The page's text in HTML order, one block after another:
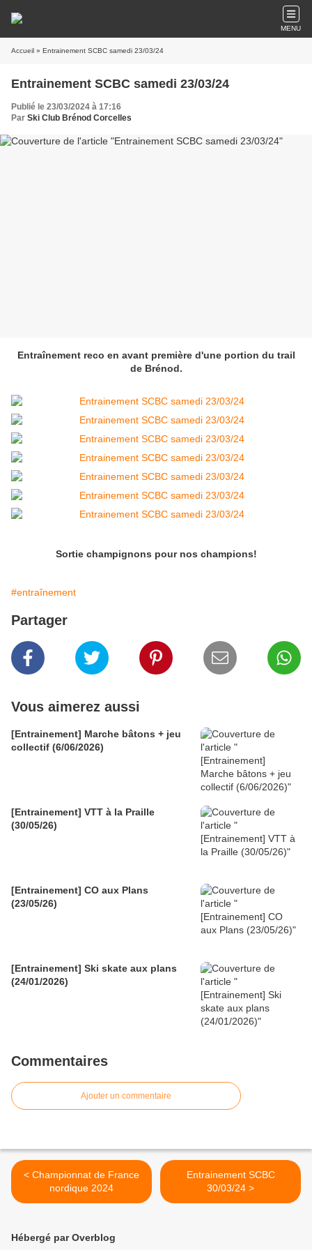
MENU
Accueil » Entrainement SCBC samedi 23/03/24
Entrainement SCBC samedi 23/03/24
Publié le 23/03/2024 à 17:16
Par Ski Club Brénod Corcelles
Entraînement reco en avant première d'une portion du trail
de Brénod.
Sortie champignons pour nos champions!
#entraînement
Partager
Vous aimerez aussi
[Entrainement] Marche bâtons + jeu
collectif (6/06/2026)
[Entrainement] VTT à la Praille
(30/05/26)
[Entrainement] CO aux Plans
(23/05/26)
[Entrainement] Ski skate aux plans
(24/01/2026)
Commentaires
Ajouter un commentaire
< Championnat de France
nordique 2024
Entrainement SCBC
30/03/24 >
Hébergé par Overblog